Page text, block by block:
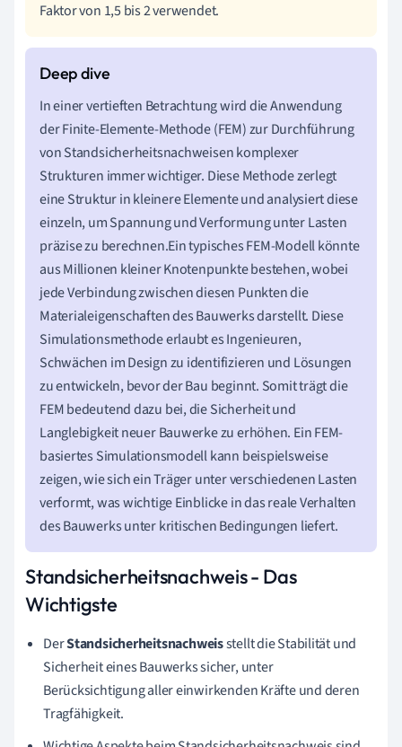
Faktor von 1,5 bis 2 verwendet.
In einer vertieften Betrachtung wird die Anwendung
der Finite-Elemente-Methode (FEM) zur Durchführung
von Standsicherheitsnachweisen komplexer
Strukturen immer wichtiger. Diese Methode zerlegt
eine Struktur in kleinere Elemente und analysiert diese
einzeln, um Spannung und Verformung unter Lasten
präzise zu berechnen.Ein typisches FEM-Modell könnte
aus Millionen kleiner Knotenpunkte bestehen, wobei
jede Verbindung zwischen diesen Punkten die
Materialeigenschaften des Bauwerks darstellt. Diese
Simulationsmethode erlaubt es Ingenieuren,
Schwächen im Design zu identifizieren und Lösungen
zu entwickeln, bevor der Bau beginnt. Somit trägt die
FEM bedeutend dazu bei, die Sicherheit und
Langlebigkeit neuer Bauwerke zu erhöhen. Ein FEM-
basiertes Simulationsmodell kann beispielsweise
zeigen, wie sich ein Träger unter verschiedenen Lasten
verformt, was wichtige Einblicke in das reale Verhalten
des Bauwerks unter kritischen Bedingungen liefert.
Standsicherheitsnachweis - Das
Wichtigste
DerStandsicherheitsnachweisstellt die Stabilität und
Sicherheit eines Bauwerks sicher, unter
Berücksichtigung aller einwirkenden Kräfte und deren
Tragfähigkeit.